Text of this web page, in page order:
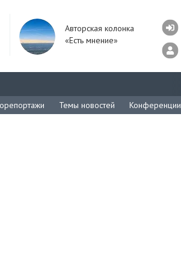
Авторская колонка
«Есть мнение»
Темы новостей Конференции